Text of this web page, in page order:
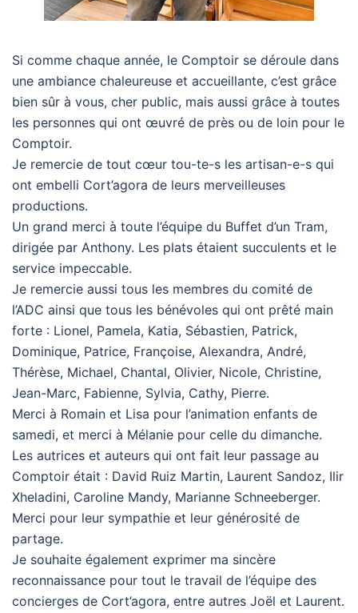
Si comme chaque année, le Comptoir se déroule dans
une ambiance chaleureuse et accueillante, c’est grâce
bien sûr à vous, cher public, mais aussi grâce à toutes
les personnes qui ont œuvré de près ou de loin pour le
Comptoir.
Je remercie de tout cœur tou-te-s les artisan-e-s qui
ont embelli Cort’agora de leurs merveilleuses
productions.
Un grand merci à toute l’équipe du Buffet d’un Tram,
dirigée par Anthony. Les plats étaient succulents et le
service impeccable.
Je remercie aussi tous les membres du comité de
l’ADC ainsi que tous les bénévoles qui ont prêté main
forte : Lionel, Pamela, Katia, Sébastien, Patrick,
Dominique, Patrice, Françoise, Alexandra, André,
Thérèse, Michael, Chantal, Olivier, Nicole, Christine,
Jean-Marc, Fabienne, Sylvia, Cathy, Pierre.
Merci à Romain et Lisa pour l’animation enfants de
samedi, et merci à Mélanie pour celle du dimanche.
Les autrices et auteurs qui ont fait leur passage au
Comptoir était : David Ruiz Martin, Laurent Sandoz, Ilir
Xheladini, Caroline Mandy, Marianne Schneeberger.
Merci pour leur sympathie et leur générosité de
partage.
Je souhaite également exprimer ma sincère
reconnaissance pour tout le travail de l’équipe des
concierges de Cort’agora, entre autres Joël et Laurent.